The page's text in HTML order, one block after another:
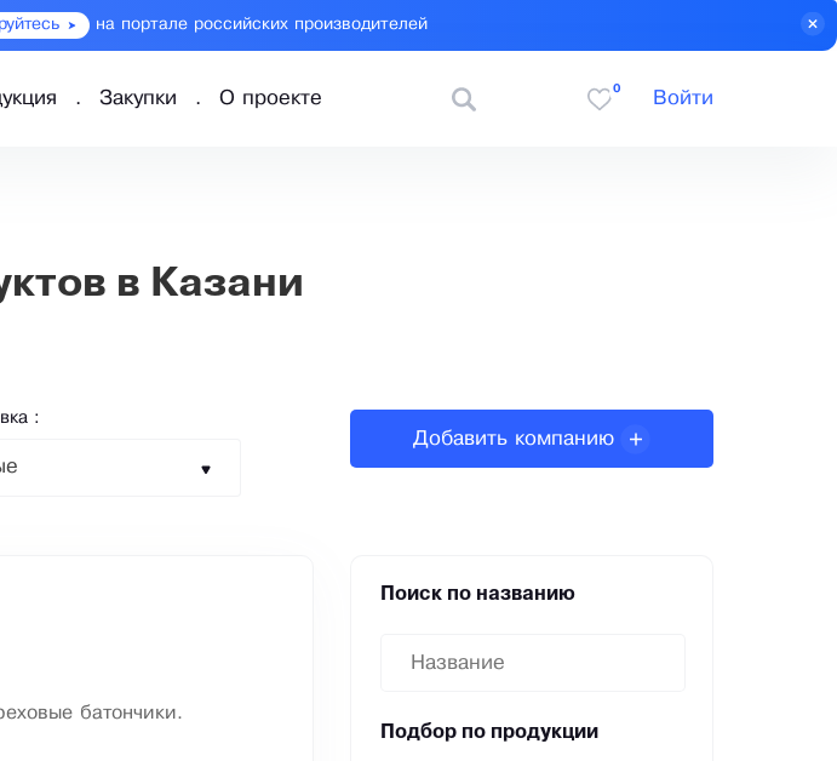
на портале российских производителей
Закупки О проекте
0
Войти
в Казани
:
Добавить компанию
батончики.
Поиск по названию
Подбор по продукции